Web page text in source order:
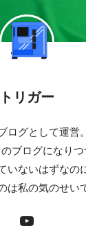
トリガー
ログとして運営
ブログになり
いないはずなの
は私の気のせい